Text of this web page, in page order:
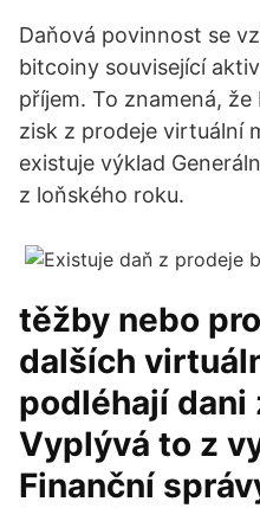
Daňová povinnost se
bitcoiny související
příjem. To znamená,
zisk z prodeje virtuální
existuje výklad
z loňského roku.
těžby nebo
dalších
podléhají dani
Vyplývá to z
Finanční